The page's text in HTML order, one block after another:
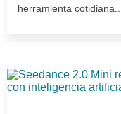
herramienta cotidiana....